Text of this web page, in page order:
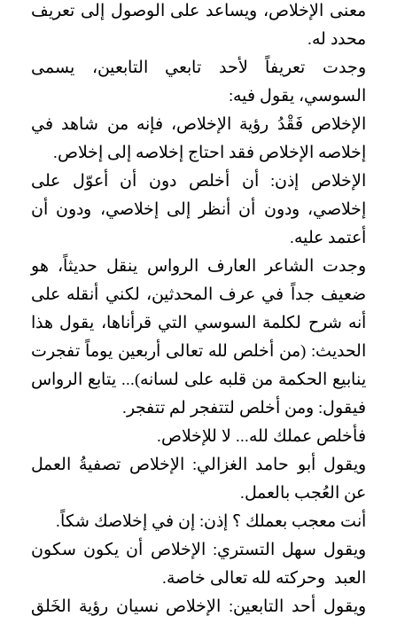
معنى الإخلاص، ويساعد على الوصول إلى تعريف
محدد له.
وجدت تعريفاً لأحد تابعي التابعين، يسمى
السوسي، يقول فيه:
الإخلاص فَقْدُ رؤية الإخلاص، فإنه من شاهد في
إخلاصه الإخلاص فقد احتاج إخلاصه إلى إخلاص.
الإخلاص إذن: أن أخلص دون أن أعوّل على
إخلاصي، ودون أن أنظر إلى إخلاصي، ودون أن
أعتمد عليه.
وجدت الشاعر العارف الرواس ينقل حديثاً، هو
ضعيف جداً في عرف المحدثين، لكني أنقله على
أنه شرح لكلمة السوسي التي قرأناها، يقول هذا
الحديث: (من أخلص لله تعالى أربعين يوماً تفجرت
ينابيع الحكمة من قلبه على لسانه)... يتابع الرواس
فيقول: ومن أخلص لتتفجر لم تتفجر.
فأخلص عملك لله... لا للإخلاص.
ويقول أبو حامد الغزالي: الإخلاص تصفيةُ العمل
عن العُجب بالعمل.
أنت معجب بعملك ؟ إذن: إن في إخلاصك شكاً.
ويقول سهل التستري: الإخلاص أن يكون سكون
العبد وحركته لله تعالى خاصة.
ويقول أحد التابعين: الإخلاص نسيان رؤية الخَلق